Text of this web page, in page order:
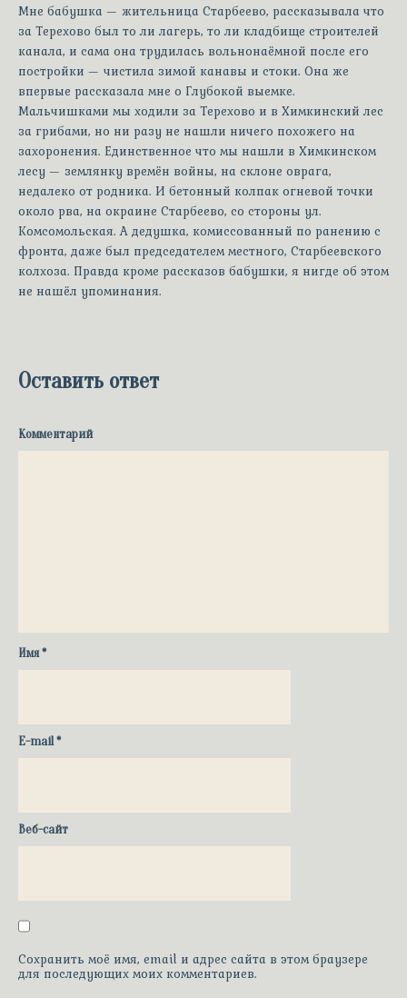
Мне бабушка — жительница Старбеево, рассказывала что
за Терехово был то ли лагерь, то ли кладбище строителей
канала, и сама она трудилась вольнонаёмной после его
постройки — чистила зимой канавы и стоки. Она же
впервые рассказала мне о Глубокой выемке.
Мальчишками мы ходили за Терехово и в Химкинский лес
за грибами, но ни разу не нашли ничего похожего на
захоронения. Единственное что мы нашли в Химкинском
лесу — землянку времён войны, на склоне оврага,
недалеко от родника. И бетонный колпак огневой точки
около рва, на окраине Старбеево, со стороны ул.
Комсомольская. А дедушка, комиссованный по ранению с
фронта, даже был председателем местного, Старбеевского
колхоза. Правда кроме рассказов бабушки, я нигде об этом
не нашёл упоминания.
Оставить ответ
Комментарий
Имя*
E-mail*
Веб-сайт
Сохранить моё имя, email и адрес сайта в этом браузере
для последующих моих комментариев.